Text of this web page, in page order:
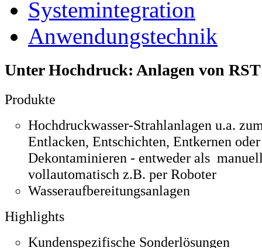
Systemintegration
Anwendungstechnik
Unter Hochdruck: Anlagen von RST
Produkte
Hochdruckwasser-Strahlanlagen u.a.
Entlacken, Entschichten, Entkernen oder
Dekontaminieren - entweder als
vollautomatisch z.B. per Roboter
Wasseraufbereitungsanlagen
Highlights
Kundenspezifische Sonderlösungen